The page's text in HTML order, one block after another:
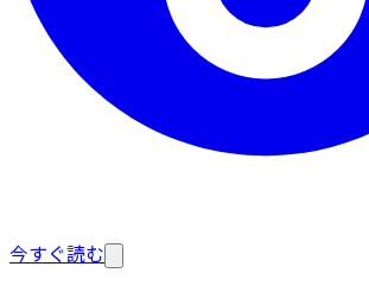
今すぐ読む